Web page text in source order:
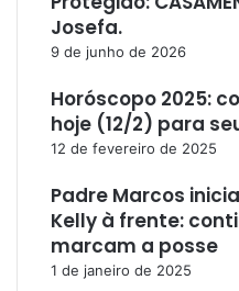
Josefa.
9 de junho de 2026
Horóscopo 2025:
hoje (12/2) para
12 de fevereiro de 2025
Padre Marcos
Kelly à frente:
marcam a posse
1 de janeiro de 2025